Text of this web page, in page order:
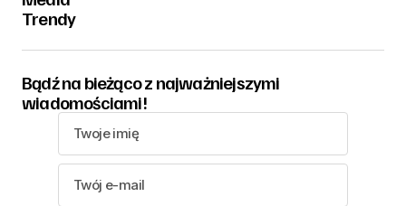
Trendy
Bądź na bieżąco z najważniejszymi
wiadomościami!